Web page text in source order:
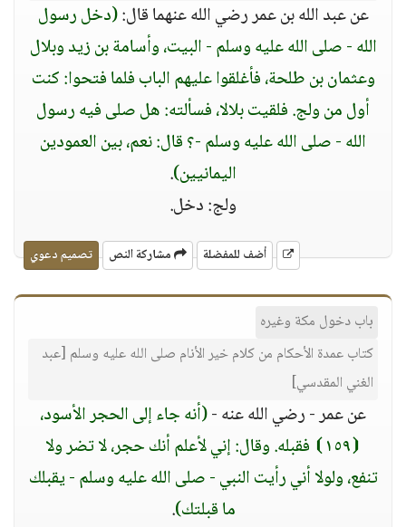
عن عبد الله بن عمر رضي الله عنهما قال:(دخل رسول
الله - صلى الله عليه وسلم - البيت، وأسامة بن زيد وبلال
وعثمان بن طلحة، فأغلقوا عليهم الباب فلما فتحوا: كنت
أول من ولج. فلقيت بلالا، فسألته: هل صلى فيه رسول
الله - صلى الله عليه وسلم -؟ قال: نعم، بين العمودين
اليمانيين).
ولج: دخل.
أضف للمفضلة مشاركة النص تصميم دعوي
باب دخول مكة وغيره
كتاب عمدة الأحكام من كلام خير الأنام صلى الله عليه وسلم [عبد
الغني المقدسي]
عن عمر - رضي الله عنه -(أنه جاء إلى الحجر الأسود،
⦗١٥٩⦘ فقبله. وقال: إني لأعلم أنك حجر، لا تضر ولا
تنفع، ولولا أني رأيت النبي - صلى الله عليه وسلم - يقبلك
ما قبلتك).